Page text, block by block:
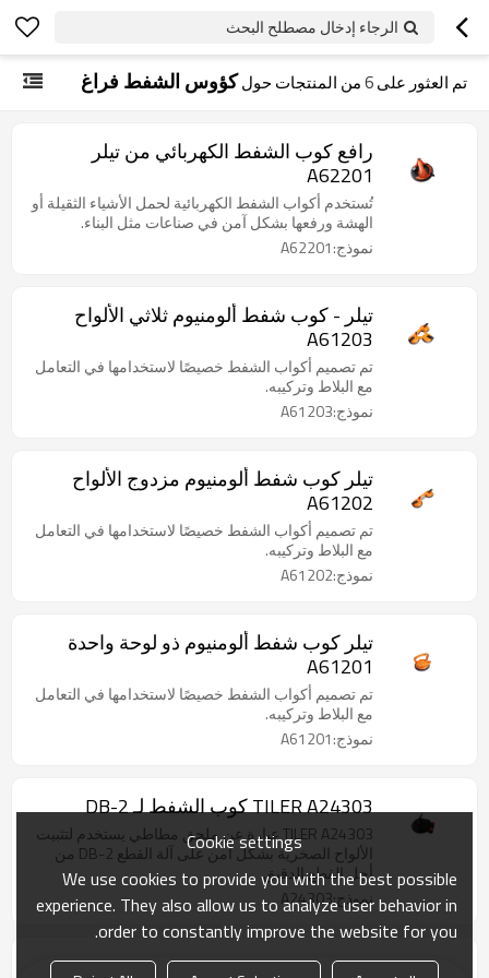
الرجاء إدخال مصطلح البحث
تم العثور على6من المنتجات حولكؤوس الشفط فراغ
رافع كوب الشفط الكهربائي من تيلر
A62201
تُستخدم أكواب الشفط الكهربائية لحمل الأشياء الثقيلة أو
الهشة ورفعها بشكل آمن في صناعات مثل البناء.
نموذج:A62201
تيلر - كوب شفط ألومنيوم ثلاثي الألواح
A61203
تم تصميم أكواب الشفط خصيصًا لاستخدامها في التعامل
مع البلاط وتركيبه.
نموذج:A61203
تيلر كوب شفط ألومنيوم مزدوج الألواح
A61202
تم تصميم أكواب الشفط خصيصًا لاستخدامها في التعامل
مع البلاط وتركيبه.
نموذج:A61202
تيلر كوب شفط ألومنيوم ذو لوحة واحدة
A61201
تم تصميم أكواب الشفط خصيصًا لاستخدامها في التعامل
مع البلاط وتركيبه.
نموذج:A61201
TILER A24303 كوب الشفط لـ DB-2
TILER A24303 عبارة عن ملحق مطاطي يستخدم لتثبيت
الألواح الصخرية بشكل آمن على آلة القطع DB-2 من
أجل القطع الدقيق.
نموذج:A24303
تيلر كوب شفط قابل للتعديل A63101
Cookie settings
We use cookies to provide you with the best possible
experience. They also allow us to analyze user behavior in
order to constantly improve the website for you.